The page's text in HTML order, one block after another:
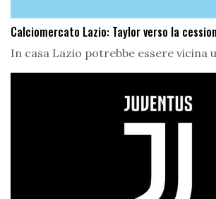
Calciomercato Lazio: Taylor verso la
In casa Lazio potrebbe essere vicina